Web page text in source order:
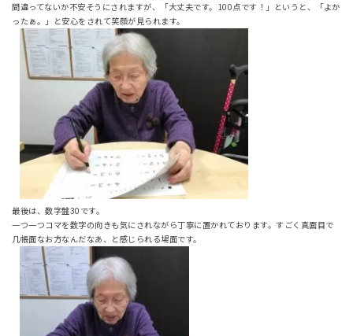
間違ってないか不安そうにされますが、「大丈夫です。100点です！」というと、「よか
ったぁ。」と安心をされて笑顔が見られます。
最後は、数字盤30です。
一つ一つコマを数字の向きも気にされながら丁寧に置かれております。すごく真面目で
几帳面なお方なんだなあ、と感じられる場面です。